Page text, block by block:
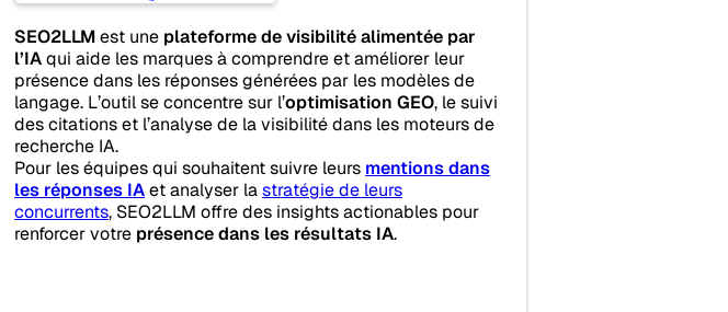
SEO2LLMest une plateforme de visibilité alimentée par
l’IAqui aide les marques à comprendre et améliorer leur
présence dans les réponses générées par les modèles de
langage. L’outil se concentre sur l’optimisation GEO, le suivi
des citations et l’analyse de la visibilité dans les moteurs de
recherche IA.
Pour les équipes qui souhaitent suivre leurs mentions dans
les réponses IAet analyser lastratégie de leurs
concurrents, SEO2LLM offre des insights actionables pour
renforcer votre présence dans les résultats IA.